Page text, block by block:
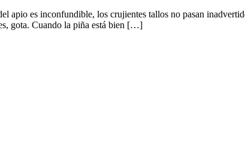
apio es inconfundible, los crujientes tallos no pasan
gota. Cuando la piña está bien […]